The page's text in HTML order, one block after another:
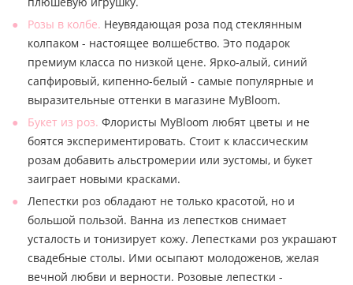
Розы в колбе. Неувядающая роза под стеклянным
колпаком - настоящее волшебство. Это подарок
премиум класса по низкой цене. Ярко-алый, синий
сапфировый, кипенно-белый - самые популярные и
выразительные оттенки в магазине MyBloom.
Букет из роз. Флористы MyBloom любят цветы и не
боятся экспериментировать. Стоит к классическим
розам добавить альстромерии или эустомы, и букет
заиграет новыми красками.
Лепестки роз обладают не только красотой, но и
большой пользой. Ванна из лепестков снимает
усталость и тонизирует кожу. Лепестками роз украшают
свадебные столы. Ими осыпают молодоженов, желая
вечной любви и верности. Розовые лепестки -